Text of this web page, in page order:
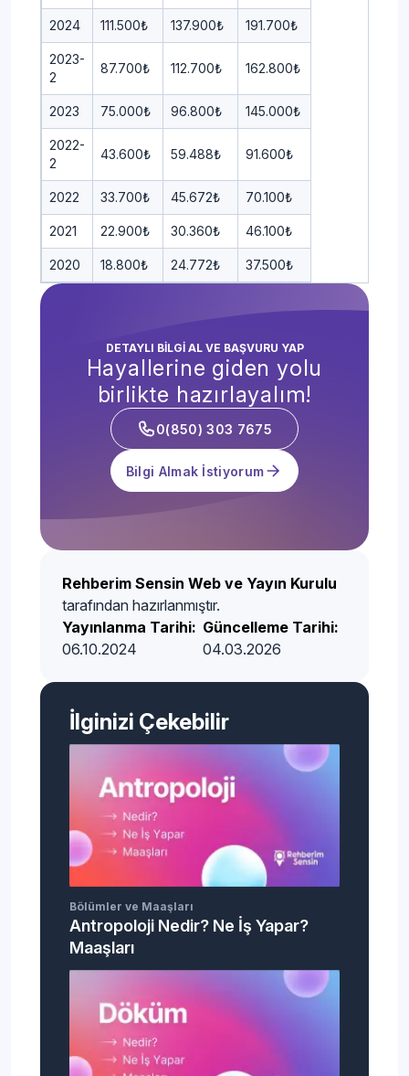
2024 111.500₺ 137.900₺ 191.700₺
2023-
2
87.700₺ 112.700₺ 162.800₺
2023 75.000₺ 96.800₺ 145.000₺
2022-
2
43.600₺ 59.488₺ 91.600₺
2022 33.700₺ 45.672₺ 70.100₺
2021 22.900₺ 30.360₺ 46.100₺
2020 18.800₺ 24.772₺ 37.500₺
DETAYLI BİLGİ AL VE BAŞVURU YAP
Hayallerine giden yolu
birlikte hazırlayalım!
0(850) 303 7675
Bilgi Almak İstiyorum
Rehberim Sensin Web ve Yayın Kurulu
tarafından hazırlanmıştır.
Yayınlanma Tarihi:
06.10.2024
Güncelleme Tarihi:
04.03.2026
İlginizi Çekebilir
Bölümler ve Maaşları
Antropoloji Nedir? Ne İş Yapar?
Maaşları